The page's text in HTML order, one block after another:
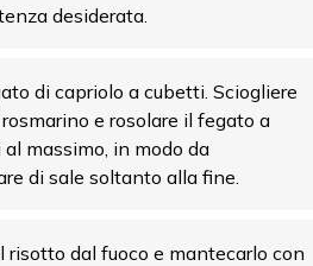
desiderata.
di capriolo a cubetti. Sciogliere
e rosolare il fegato a
massimo, in modo da
di sale soltanto alla fine.
dal fuoco e mantecarlo con